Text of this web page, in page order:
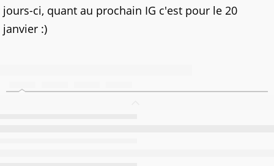
jours-ci, quant au prochain IG c'est pour le 20
janvier :)